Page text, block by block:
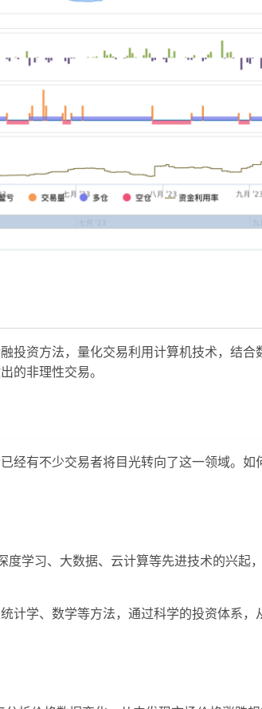
资方法，量化交易利用计算机技术，结
的非理性交易。
有不少交易者将目光转向了这一领域。
学习、大数据、云计算等先进技术的兴
学、数学等方法，通过科学的投资体系